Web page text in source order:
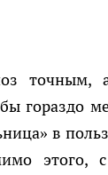
гораздо
в
этого,